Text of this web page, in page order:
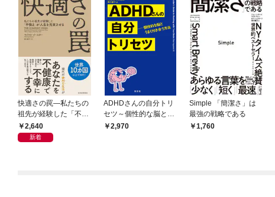
快適さの罠―私たちの
祖先が経験した「不快
さ」が人生を充実させ
る
2,640
新着
ADHDさんの自分トリ
セツ～個性的な脳とう
まく付き合う方法～
2,970
Simple 「簡潔さ」は
最強の戦略である
1,760